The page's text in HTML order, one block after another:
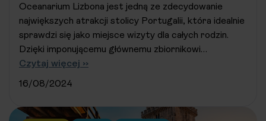
Oceanarium Lizbona jest jedną ze zdecydowanie
największych atrakcji stolicy Portugalii, która idealnie
sprawdzi się jako miejsce wizyty dla całych rodzin.
Dzięki imponującemu głównemu zbiornikowi…
Czytaj więcej ››
16/08/2024